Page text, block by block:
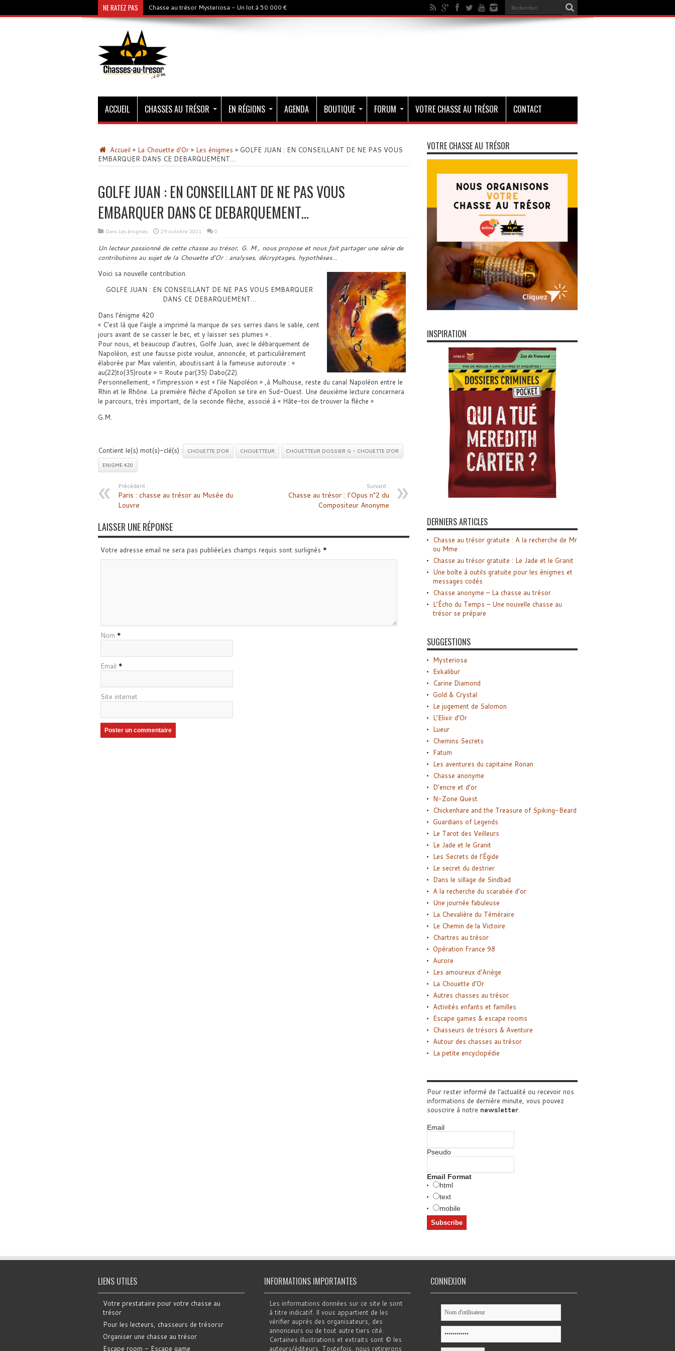
NE RATEZ PAS Chasse au trésor Mysteriosa - Un lot à 50 000 €
ACCUEIL CHASSES AU TRÉSOR EN RÉGIONS AGENDA BOUTIQUE FORUM VOTRE CHASSE AU TRÉSOR CONTACT
Accueil » La Chouette d'Or » Les énigmes » GOLFE JUAN : EN CONSEILLANT DE NE PAS VOUS
EMBARQUER DANS CE DEBARQUEMENT…
GOLFE JUAN : EN CONSEILLANT DE NE PAS VOUS
EMBARQUER DANS CE DEBARQUEMENT…
Dans Les énigmes 29 octobre 2021 0
Un lecteur passionné de cette chasse au trésor, G. M., nous propose et nous fait partager une série de
contributions au sujet de la Chouette d’Or : analyses, décryptages, hypothèses…
Voici sa nouvelle contribution.
GOLFE JUAN : EN CONSEILLANT DE NE PAS VOUS EMBARQUER
DANS CE DEBARQUEMENT…
Dans l’énigme 420
« C’est là que l’aigle a imprimé la marque de ses serres dans le sable, cent
jours avant de se casser le bec, et y laisser ses plumes » .
Pour nous, et beaucoup d’autres, Golfe Juan, avec le débarquement de
Napoléon, est une fausse piste voulue, annoncée, et particulièrement
élaborée par Max valentin, aboutissant à la fameuse autoroute : «
au(22)to(35)route » = Route par(35) Dabo(22).
Personnellement, « l’impression » est « l’ile Napoléon » ,à Mulhouse, reste du canal Napoléon entre le
Rhin et le Rhône. La première flèche d’Apollon se tire en Sud-Ouest. Une deuxième lecture concernera
le parcours, très important, de la seconde flèche, associé à « Hâte-toi de trouver la flèche »
G.M.
Contient le(s) mot(s)-clé(s) : CHOUETTE D'OR CHOUETTEUR
CHOUETTEUR DOSSIER G - CHOUETTE D'OR
ENIGME 420
Précédent :
Paris : chasse au trésor au Musée du
Louvre
Suivant :
Chasse au trésor : l’Opus n°2 du
Compositeur Anonyme
LAISSER UNE RÉPONSE
Votre adresse email ne sera pas publiéeLes champs requis sont surlignés *
Nom *
Email *
Site internet
VOTRE CHASSE AU TRÉSOR
INSPIRATION
DERNIERS ARTICLES
Chasse au trésor gratuite : A la recherche de Mr
ou Mme
Chasse au trésor gratuite : Le Jade et le Granit
Une boîte à outils gratuite pour les énigmes et
messages codés
Chasse anonyme – La chasse au trésor
L’Écho du Temps – Une nouvelle chasse au
trésor se prépare
SUGGESTIONS
Mysteriosa
Exkalibur
Carine Diamond
Gold & Crystal
Le jugement de Salomon
L’Elixir d’Or
Lueur
Chemins Secrets
Fatum
Les aventures du capitaine Ronan
Chasse anonyme
D’encre et d’or
N-Zone Quest
Chickenhare and the Treasure of Spiking-Beard
Guardians of Legends
Le Tarot des Veilleurs
Le Jade et le Granit
Les Secrets de l’Égide
Le secret du destrier
Dans le sillage de Sindbad
A la recherche du scarabée d’or
Une journée fabuleuse
La Chevalière du Téméraire
Le Chemin de la Victoire
Chartres au trésor
Opération France 98
Aurore
Les amoureux d’Ariège
La Chouette d’Or
Autres chasses au trésor
Activités enfants et familles
Escape games & escape rooms
Chasseurs de trésors & Aventure
Autour des chasses au trésor
La petite encyclopédie
Pour rester informé de l'actualité ou recevoir nos
informations de dernière minute, vous pouvez
souscrire à notre newsletter.
Email
Pseudo
Email Format
html
text
mobile
LIENS UTILES
Votre prestataire pour votre chasse au
trésor
Pour les lecteurs, chasseurs de trésorsr
Organiser une chasse au trésor
Escape room - Escape game
INFORMATIONS IMPORTANTES
Les informations données sur ce site le sont
à titre indicatif. Il vous appartient de les
vérifier auprès des organisateurs, des
annonceurs ou de tout autre tiers cité.
Certaines illustrations et extraits sont © les
auteurs/éditeurs. Toutefois, nous retirerons
CONNEXION